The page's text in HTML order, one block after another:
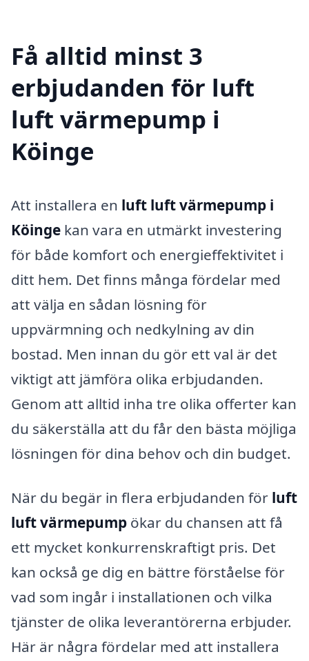
Få alltid minst 3
erbjudanden för luft
luft värmepump i
Köinge
Att installera en luft luft värmepump i
Köinge kan vara en utmärkt investering
för både komfort och energieffektivitet i
ditt hem. Det finns många fördelar med
att välja en sådan lösning för
uppvärmning och nedkylning av din
bostad. Men innan du gör ett val är det
viktigt att jämföra olika erbjudanden.
Genom att alltid inha tre olika offerter kan
du säkerställa att du får den bästa möjliga
lösningen för dina behov och din budget.
När du begär in flera erbjudanden för luft
luft värmepump ökar du chansen att få
ett mycket konkurrenskraftigt pris. Det
kan också ge dig en bättre förståelse för
vad som ingår i installationen och vilka
tjänster de olika leverantörerna erbjuder.
Här är några fördelar med att installera